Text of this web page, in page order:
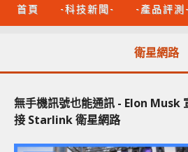
首頁 -科技新聞- -產品評測-
衛星網路
無手機訊號也能通訊 - Elon Musk
接 Starlink 衛星網路